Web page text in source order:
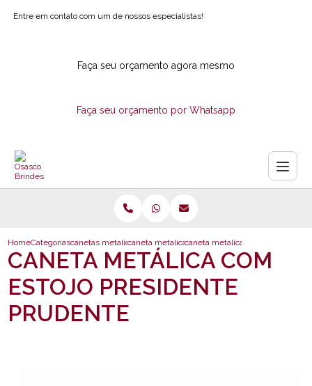
Entre em contato com um de nossos especialistas!
Faça seu orçamento agora mesmo
Faça seu orçamento por Whatsapp
HomeCategoriascanetas metalicascaneta metalica com logotipocaneta metalica com estojo
CANETA METÁLICA COM
ESTOJO PRESIDENTE
PRUDENTE